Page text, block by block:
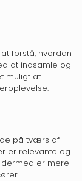
forstå, hvordan
at indsamle og
muligt at
på tværs af
er relevante og
er mere